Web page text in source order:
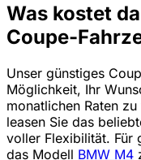
Was kostet
Coupe-
Unser günstiges
Möglichkeit, Ihr
monatlichen Raten
leasen Sie das
voller Flexibilität. Für
das Modell BMW M4